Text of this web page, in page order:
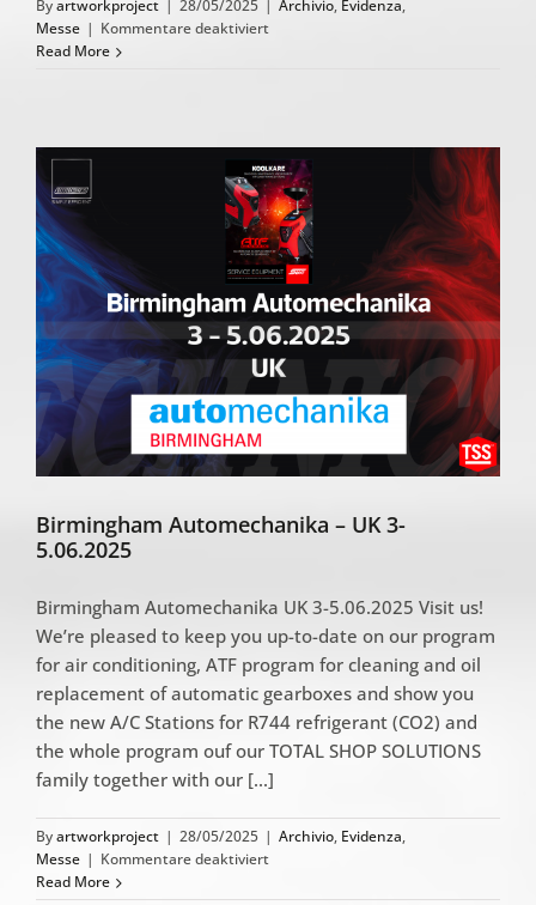
Byartworkproject | 28/05/2025 | Archivio, Evidenza,
Messe | Kommentare deaktiviertfür
11-
12.07.2025
Read More
Birmingham Automechanika – UK 3-
5.06.2025
Birmingham Automechanika UK 3-5.06.2025 Visit us!
We’re pleased to keep you up-to-date on our program
for air conditioning, ATF program for cleaning and oil
replacement of automatic gearboxes and show you
the new A/C Stations for R744 refrigerant (CO2) and
the whole program ouf our TOTAL SHOP SOLUTIONS
family together with our [...]
Byartworkproject | 28/05/2025 | Archivio, Evidenza,
Messe | Kommentare deaktiviertfür
Read More